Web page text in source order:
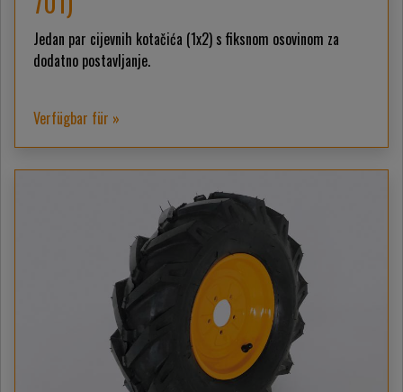
Jedan par cijevnih kotačića (1x2) s fiksnom osovinom za
dodatno postavljanje.
Verfügbar für »